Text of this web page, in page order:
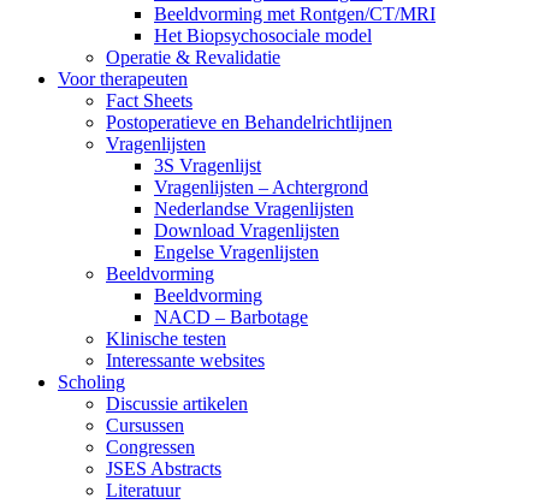
Beeldvorming met Rontgen/CT/MRI
Het Biopsychosociale model
Operatie & Revalidatie
Voor therapeuten
Fact Sheets
Postoperatieve en Behandelrichtlijnen
Vragenlijsten
3S Vragenlijst
Vragenlijsten – Achtergrond
Nederlandse Vragenlijsten
Download Vragenlijsten
Engelse Vragenlijsten
Beeldvorming
Beeldvorming
NACD – Barbotage
Klinische testen
Interessante websites
Scholing
Discussie artikelen
Cursussen
Congressen
JSES Abstracts
Literatuur